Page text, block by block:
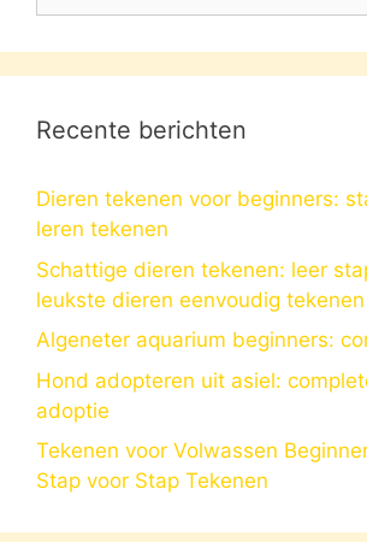
Recente berichten
Dieren tekenen voor beginners:
leren tekenen
Schattige dieren tekenen: leer
leukste dieren eenvoudig tekenen
Algeneter aquarium beginners:
Hond adopteren uit asiel:
adoptie
Tekenen voor Volwassen
Stap voor Stap Tekenen